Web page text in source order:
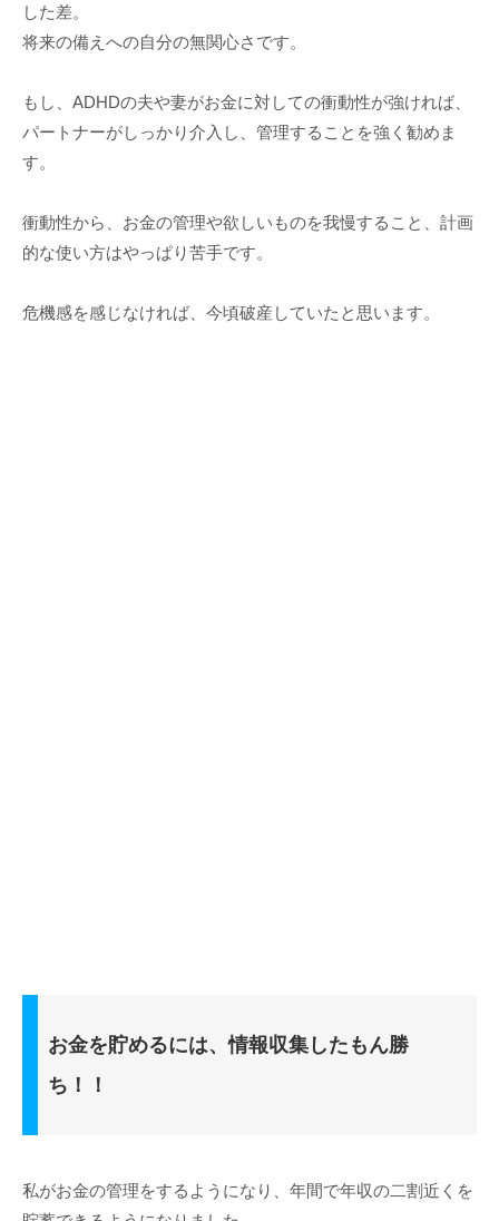
した差。
将来の備えへの自分の無関心さです。
もし、ADHDの夫や妻がお金に対しての衝動性が強ければ、
パートナーがしっかり介入し、管理することを強く勧めま
す。
衝動性から、お金の管理や欲しいものを我慢すること、計画
的な使い方はやっぱり苦手です。
危機感を感じなければ、今頃破産していたと思います。
お金を貯めるには、情報収集したもん勝
ち！！
私がお金の管理をするようになり、年間で年収の二割近くを